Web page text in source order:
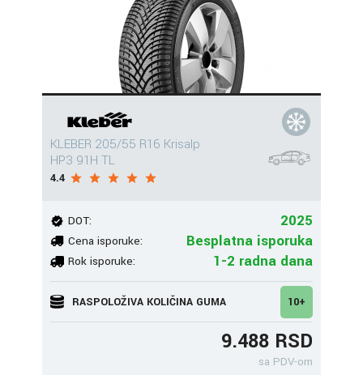
KLEBER 205/55 R16 Krisalp
HP3 91H TL
4.4
DOT: 2025
Cena isporuke: Besplatna isporuka
Rok isporuke: 1-2 radna dana
RASPOLOŽIVA KOLIČINA GUMA 10+
9.488 RSD
sa PDV-om